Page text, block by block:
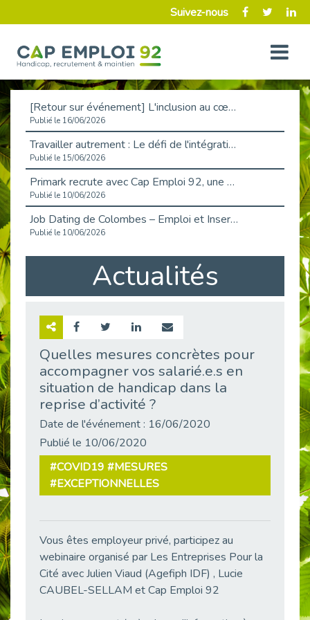
Suivez-nous
[Retour sur événement] L'inclusion au cœur de la Place de l'Emploi à La Défense !
Publié le 16/06/2026
Travailler autrement : Le défi de l'intégration des maladies chroniques en entreprise
Publié le 15/06/2026
Primark recrute avec Cap Emploi 92, une matinée couronnée de succès !
Publié le 10/06/2026
Job Dating de Colombes – Emploi et Insertion
Publié le 10/06/2026
Aborder l'entretien et la situation de handicap en toute confiance
Publié le 09/06/2026
Retour sur l’atelier « Optimiser sa recherche d’emploi »
Emploi & Handicap : Hachette Livre et Cap emploi 92 renforcent leur collaboration
Publié le 02/06/2026
Publié le 30/05/2026
Publié le 22/05/2026
Publié le 21/05/2026
L’alternance : un levier stratégique pour recruter et inclure durablement
Fibromyalgie : Quand la douleur invisible s’invite au bureau
Publié le 12/05/2026
Actualités
Quelles mesures concrètes pour
accompagner vos salarié.e.s en
situation de handicap dans la
reprise d’activité ?
Date de l'événement : 16/06/2020
Publié le 10/06/2020
#COVID19 #MESURES
#EXCEPTIONNELLES
Vous êtes employeur privé, participez au
webinaire organisé par Les Entreprises Pour la
Cité avec Julien Viaud (Agefiph IDF) , Lucie
CAUBEL-SELLAM et Cap Emploi 92